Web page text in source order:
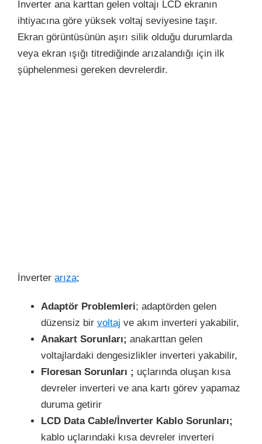
İnverter ana karttan gelen voltajı LCD ekranın
ihtiyacına göre yüksek voltaj seviyesine taşır.
Ekran görüntüsünün aşırı silik olduğu durumlarda
veya ekran ışığı titrediğinde arızalandığı için ilk
şüphelenmesi gereken devrelerdir.
İnverter arıza;
Adaptör Problemleri; adaptörden gelen
düzensiz bir voltaj ve akım inverteri yakabilir,
Anakart Sorunları; anakarttan gelen
voltajlardaki dengesizlikler inverteri yakabilir,
Floresan Sorunları ; uçlarında oluşan kısa
devreler inverteri ve ana kartı görev yapamaz
duruma getirir
LCD Data Cable/İnverter Kablo Sorunları;
kablo uçlarındaki kısa devreler inverteri